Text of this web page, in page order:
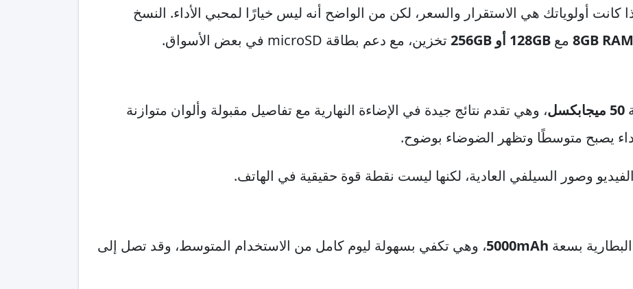
إذا كانت أولوياتك هي الاستقرار والسعر، لكن من الواضح أنه ليس خيارًا لمحبي الأداء. النسخ
مع 128GB أو 256GB تخزين، مع دعم بطاقة microSD في بعض الأسواق.
50 ميجابكسل
، وهي تقدم نتائج جيدة في الإضاءة النهارية مع تفاصيل مقبولة وألوان متوازنة
يصبح متوسطًا وتظهر الضوضاء بوضوح.
الفيديو وصور السيلفي العادية، لكنها ليست نقطة قوة حقيقية في الهاتف.
بسعة 5000mAh، وهي تكفي بسهولة ليوم كامل من الاستخدام المتوسط، وقد تصل إلى